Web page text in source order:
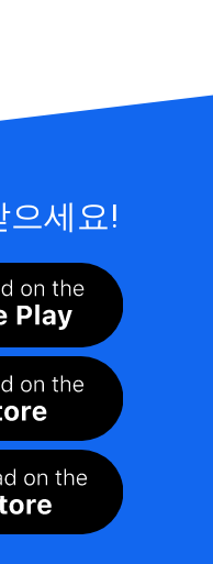
으세요!